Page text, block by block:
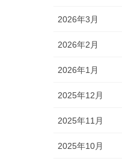
2026年3月
2026年2月
2026年1月
2025年12月
2025年11月
2025年10月